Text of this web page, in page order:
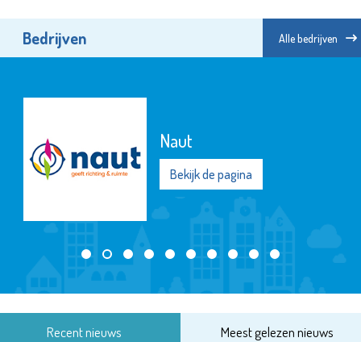
Bedrijven Alle bedrijven
Naut
Bekijk de pagina
Recent nieuws Meest gelezen nieuws